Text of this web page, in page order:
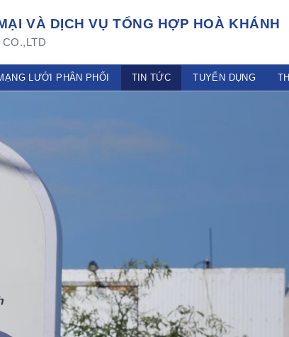
VÀ DỊCH VỤ TỔNG HỢP HOÀ KHÁNH
LƯỚI PHÂN PHỐI TIN TỨC TUYỂN DỤNG